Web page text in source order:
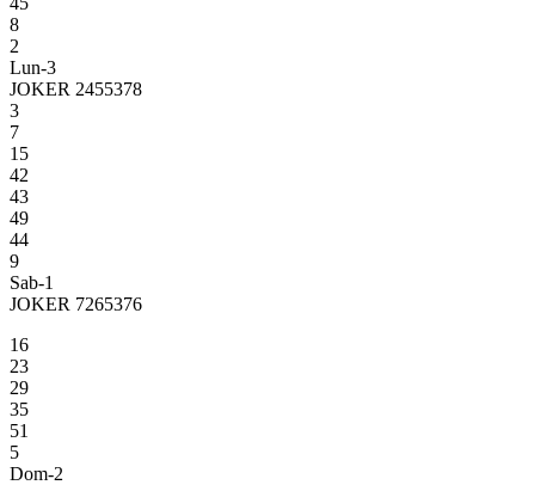
8
2
Lun-3
JOKER 2455378
3
7
15
42
43
49
44
9
Sab-1
JOKER 7265376
16
23
29
35
51
5
Dom-2